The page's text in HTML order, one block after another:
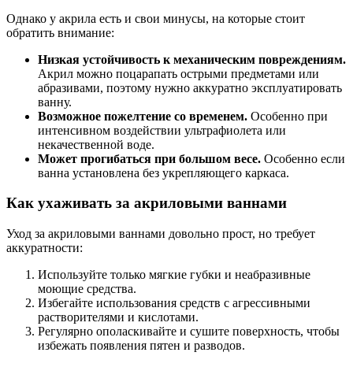
Однако у акрила есть и свои минусы, на которые стоит
обратить внимание:
Низкая устойчивость к механическим повреждениям.
Акрил можно поцарапать острыми предметами или
абразивами, поэтому нужно аккуратно эксплуатировать
ванну.
Возможное пожелтение со временем. Особенно при
интенсивном воздействии ультрафиолета или
некачественной воде.
Может прогибаться при большом весе. Особенно если
ванна установлена без укрепляющего каркаса.
Как ухаживать за акриловыми ваннами
Уход за акриловыми ваннами довольно прост, но требует
аккуратности:
Используйте только мягкие губки и неабразивные
моющие средства.
Избегайте использования средств с агрессивными
растворителями и кислотами.
Регулярно ополаскивайте и сушите поверхность, чтобы
избежать появления пятен и разводов.